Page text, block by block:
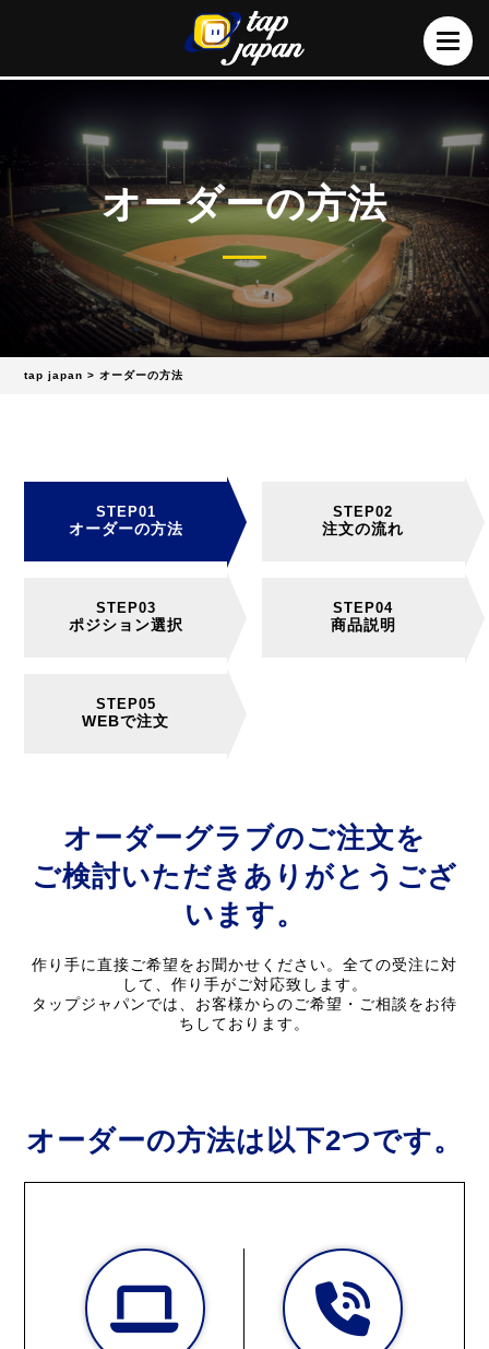
オーダーの方法
tap japan > オーダーの方法
オーダーの方法 注文の流れ
ポジション選択 商品説明
WEBで注文
オーダーグラブのご注文を
ご検討いただきありがとうござ
います。
作り手に直接ご希望をお聞かせください。全ての受注に対
して、作り手がご対応致します。
タップジャパンでは、お客様からのご希望・ご相談をお待
ちしております。
オーダーの方法は以下2つです。